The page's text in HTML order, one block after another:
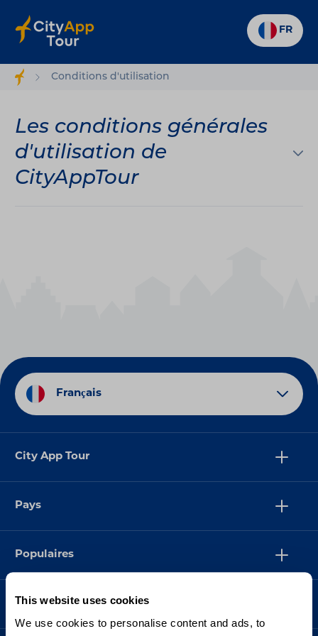
This website uses cookies
We use cookies to personalise content and ads, to
FR
Conditions d'utilisation
Les conditions générales
d'utilisation de
CityAppTour
Français
City App Tour
Pays
Populaires
Assistance